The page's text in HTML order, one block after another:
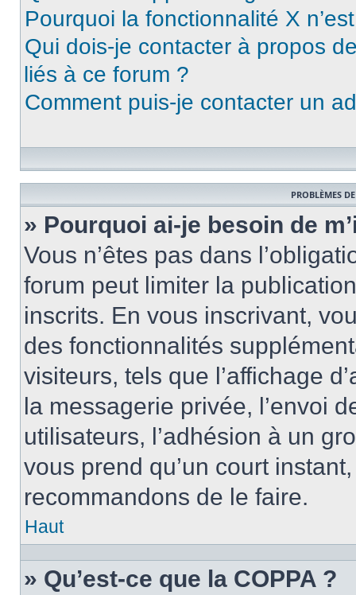
Pourquoi la fonctionnalité X
Qui dois-je contacter à propos
liés à ce forum ?
Comment puis-je contacter un
PROBLÈMES
» Pourquoi ai-je besoin de
Vous n’êtes pas dans
forum peut limiter la
inscrits. En vous inscrivant,
des fonctionnalités
visiteurs, tels que l’affichage
la messagerie privée, l’envoi
utilisateurs, l’adhésion à un
vous prend qu’un court
recommandons de le faire.
Haut
» Qu’est-ce que la COPPA ?